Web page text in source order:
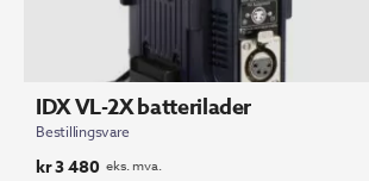
IDX VL-2X batterilader
Bestillingsvare
kr3 480 eks. mva.